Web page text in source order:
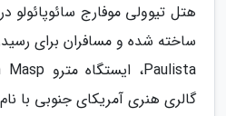
هتل تیوولی موفارج